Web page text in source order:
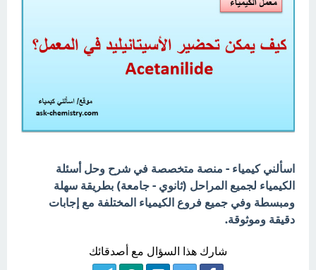
اسألني كيمياء - منصة متخصصة في شرح وحل أسئلة
الكيمياء لجميع المراحل (ثانوي - جامعة) بطريقة سهلة
ومبسطة وفي جميع فروع الكيمياء المختلفة مع إجابات
دقيقة وموثوقة.
شارك هذا السؤال مع أصدقائك